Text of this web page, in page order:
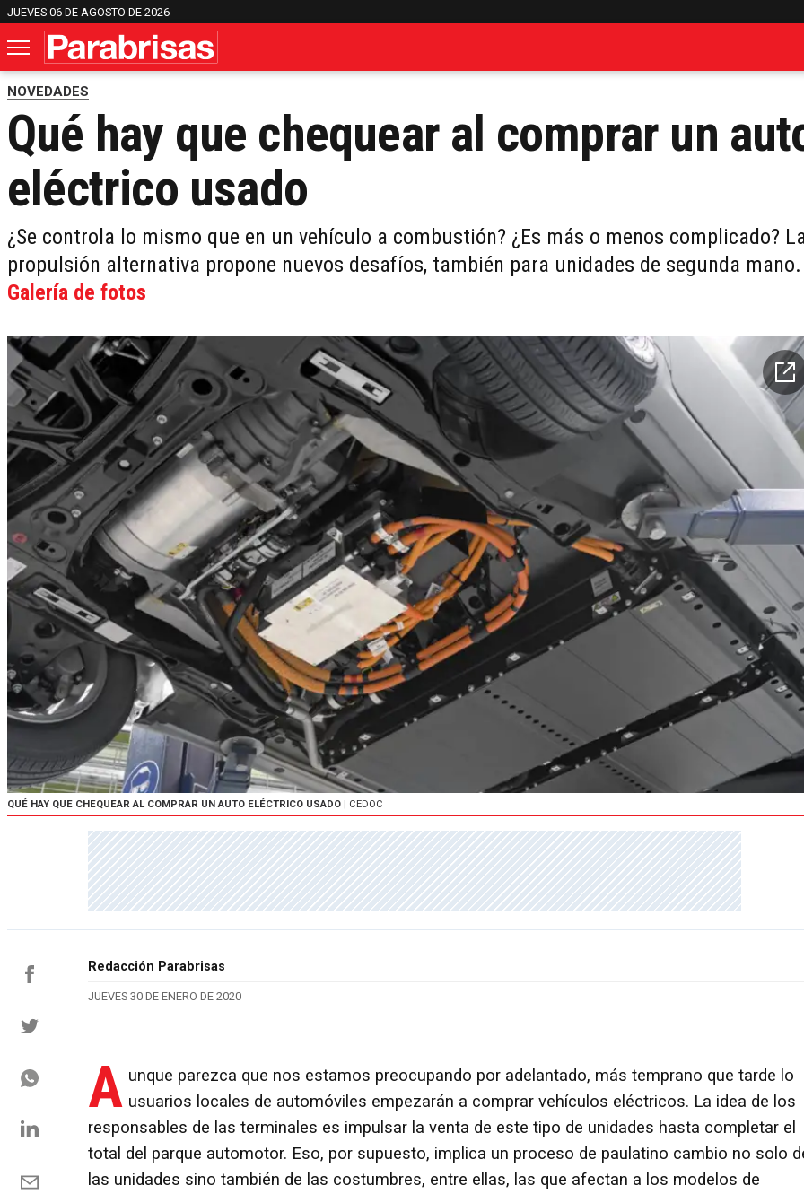
JUEVES 06 DE AGOSTO DE 2026
NOVEDADES
Qué hay que chequear al comprar un
eléctrico usado
¿Se controla lo mismo que en un vehículo a combustión? ¿Es más o menos complicado?
propulsión alternativa propone nuevos desafíos, también para unidades de segunda mano.
Galería de fotos
QUÉ HAY QUE CHEQUEAR AL COMPRAR UN AUTO ELÉCTRICO USADO | CEDOC
Redacción Parabrisas
JUEVES 30 DE ENERO DE 2020
A unque parezca que nos estamos preocupando por adelantado, más temprano que tarde lo
usuarios locales de automóviles empezarán a comprar vehículos eléctricos. La idea de los
responsables de las terminales es impulsar la venta de este tipo de unidades hasta completar el
total del parque automotor. Eso, por supuesto, implica un proceso de paulatino cambio no solo
las unidades sino también de las costumbres, entre ellas, las que afectan a los modelos de